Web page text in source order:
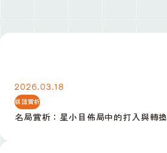
2026.03.18
棋譜賞析
名局賞析：星小目佈局中的打入與轉換